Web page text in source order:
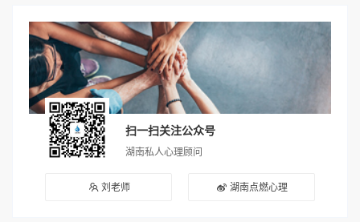
扫一扫关注公众号
湖南私人心理顾问
刘老师 湖南点燃心理